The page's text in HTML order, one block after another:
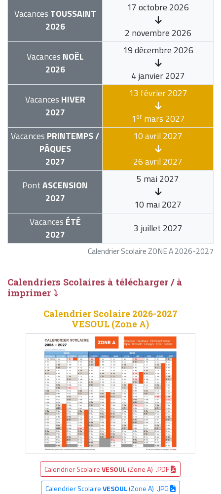
Calendrier Scolaire ZONE A 2026-2027
Vacances TOUSSAINT
2026
17 octobre 2026
2 novembre 2026
Vacances NOËL
2026
19 décembre 2026
4 janvier 2027
Vacances HIVER
2027
13 février 2027
1ermars 2027
Vacances PRINTEMPS /
PÂQUES
2027
10 avril 2027
26 avril 2027
PontASCENSION
2027
5 mai 2027
10 mai 2027
Vacances ÉTÉ
2027
3 juillet 2027
Calendriers Scolaires à télécharger / à
imprimer ⤵
Calendrier Scolaire 2026-2027
VESOUL (Zone A)
Calendrier ScolaireVESOUL(Zone A) .PDF
Calendrier ScolaireVESOUL(Zone A) .JPG